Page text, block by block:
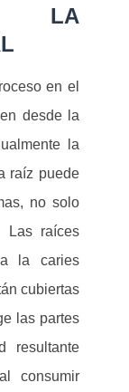
LA
en el
desde la
la
raíz puede
no solo
Las raíces
la caries
cubiertas
las partes
resultante
consumir